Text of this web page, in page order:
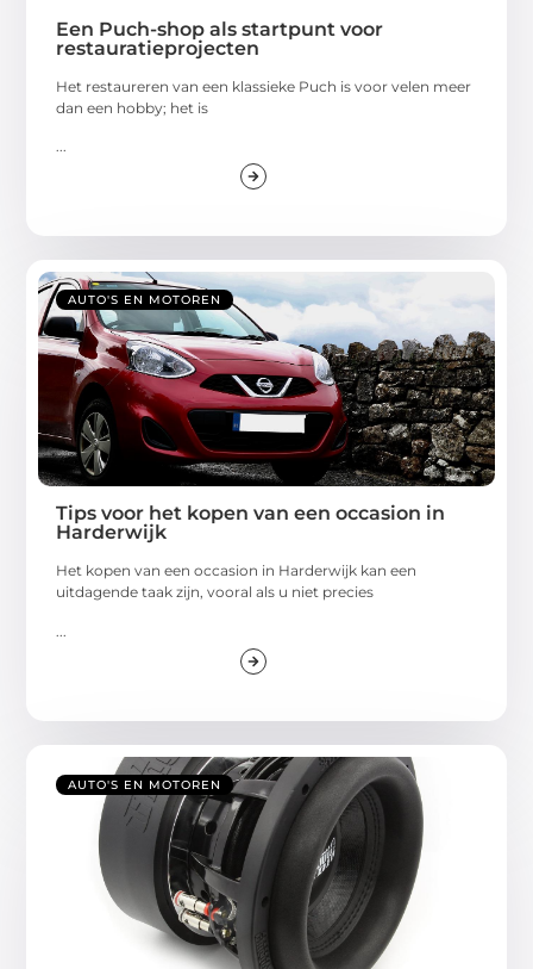
Een Puch-shop als startpunt voor
restauratieprojecten
Het restaureren van een klassieke Puch is voor velen meer
dan een hobby; het is
...
AUTO'S EN MOTOREN
Tips voor het kopen van een occasion in
Harderwijk
Het kopen van een occasion in Harderwijk kan een
uitdagende taak zijn, vooral als u niet precies
AUTO'S EN MOTOREN